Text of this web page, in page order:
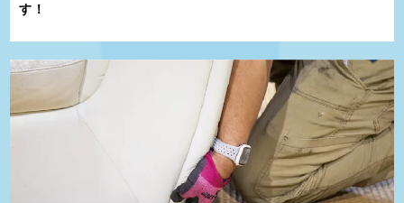
スはやや難しい面があります。しかし、車で訪れる場合、奈良市内
います。都会の喧騒から離れ、ゆっくりとした時間を過ごしたい方
には最適な場所です。
野迫川村では、過疎化や高齢化といった現代的な課題にも向き合い
ながら、地域の魅力を発信する取り組みを行っています。若者の移
住を促進する支援制度や、空き家を活用した地域振興などが進めら
れています。また、環境に配慮した観光振興や地域資源を活かした
新しい産業の創出も積極的に取り組まれています。
す！